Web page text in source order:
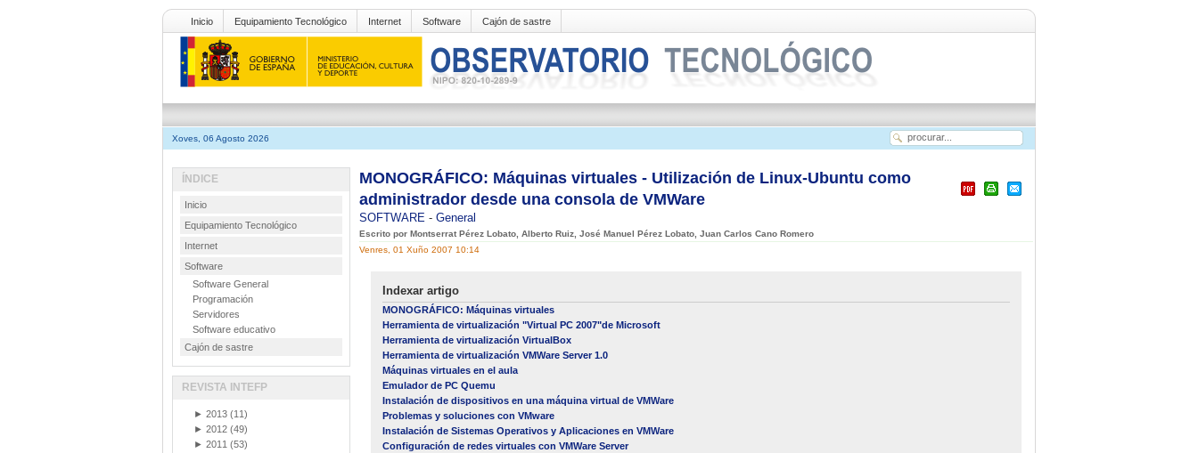
Inicio Equipamiento Tecnológico Internet Software Cajón de sastre
Xoves, 06 Agosto 2026
MONOGRÁFICO: Máquinas virtuales - Utilización de Linux-Ubuntu como
administrador desde una consola de VMWare
SOFTWARE - General
Escrito por Montserrat Pérez Lobato, Alberto Ruiz, José Manuel Pérez Lobato, Juan Carlos Cano Romero
Venres, 01 Xuño 2007 10:14
Indexar artigo
MONOGRÁFICO: Máquinas virtuales
Herramienta de virtualización "Virtual PC 2007"de Microsoft
Herramienta de virtualización VirtualBox
Herramienta de virtualización VMWare Server 1.0
Máquinas virtuales en el aula
Emulador de PC Quemu
Instalación de dispositivos en una máquina virtual de VMWare
Problemas y soluciones con VMware
Instalación de Sistemas Operativos y Aplicaciones en VMWare
Configuración de redes virtuales con VMWare Server
ÍNDICE
Inicio
Equipamiento Tecnológico
Internet
Software
Software General
Programación
Servidores
Software educativo
Cajón de sastre
REVISTA INTEFP
► 2013 (11)
► 2012 (49)
► 2011 (53)